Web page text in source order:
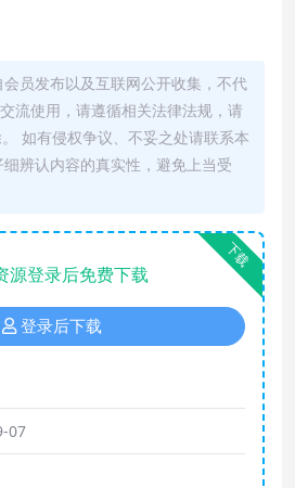
员发布以及互联网公开收集，不代
流使用，请遵循相关法律法规，请
如有侵权争议、不妥之处请联系本
辨认内容的真实性，避免上当受
下载
源登录后免费下载
登录后下载
07